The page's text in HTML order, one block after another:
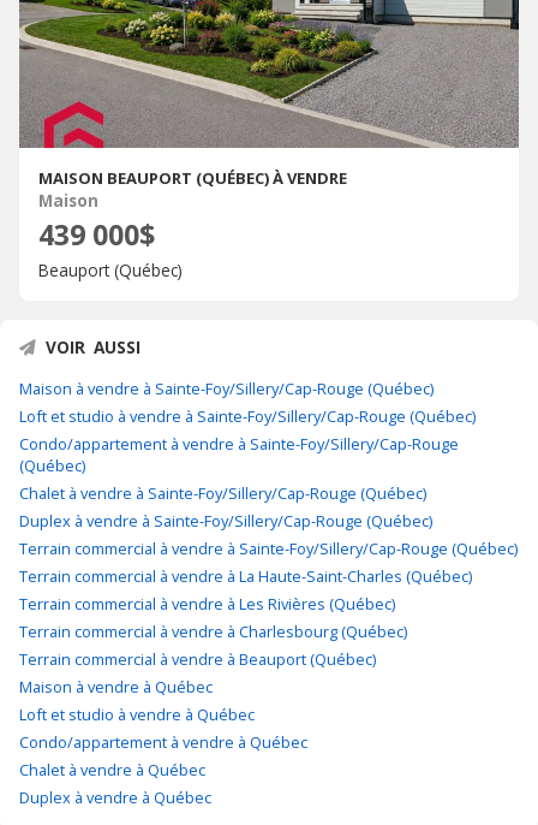
MAISON BEAUPORT (QUÉBEC) À VENDRE
Maison
439 000$
Beauport (Québec)
VOIR AUSSI
Maison à vendre à Sainte-Foy/Sillery/Cap-Rouge (Québec)
Loft et studio à vendre à Sainte-Foy/Sillery/Cap-Rouge (Québec)
Condo/appartement à vendre à Sainte-Foy/Sillery/Cap-Rouge
(Québec)
Chalet à vendre à Sainte-Foy/Sillery/Cap-Rouge (Québec)
Duplex à vendre à Sainte-Foy/Sillery/Cap-Rouge (Québec)
Terrain commercial à vendre à Sainte-Foy/Sillery/Cap-Rouge (Québec)
Terrain commercial à vendre à La Haute-Saint-Charles (Québec)
Terrain commercial à vendre à Les Rivières (Québec)
Terrain commercial à vendre à Charlesbourg (Québec)
Terrain commercial à vendre à Beauport (Québec)
Maison à vendre à Québec
Loft et studio à vendre à Québec
Condo/appartement à vendre à Québec
Chalet à vendre à Québec
Duplex à vendre à Québec